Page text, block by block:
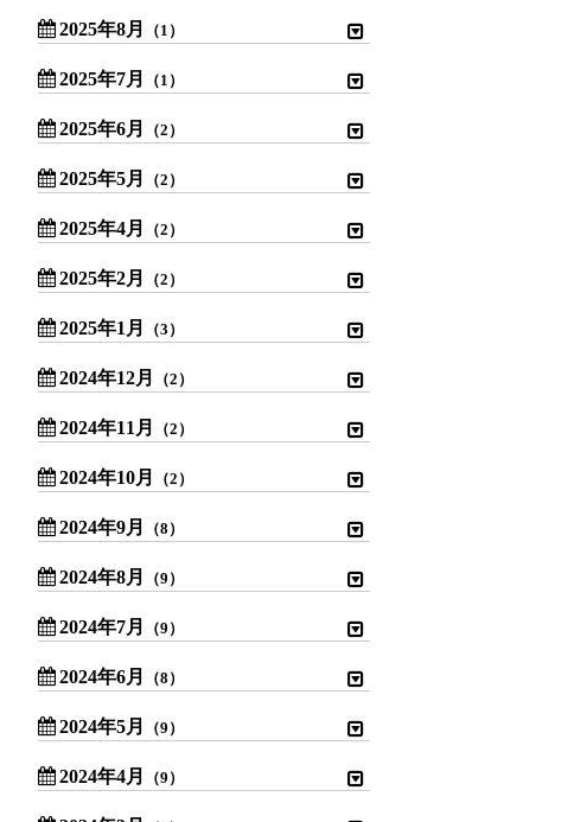
2025年8月 （1）
2025年7月 （1）
2025年6月 （2）
2025年5月 （2）
2025年4月 （2）
2025年2月 （2）
2025年1月 （3）
2024年12月 （2）
2024年11月 （2）
2024年10月 （2）
2024年9月 （8）
2024年8月 （9）
2024年7月 （9）
2024年6月 （8）
2024年5月 （9）
2024年4月 （9）